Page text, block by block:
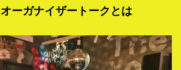
ーガナイザートークとは